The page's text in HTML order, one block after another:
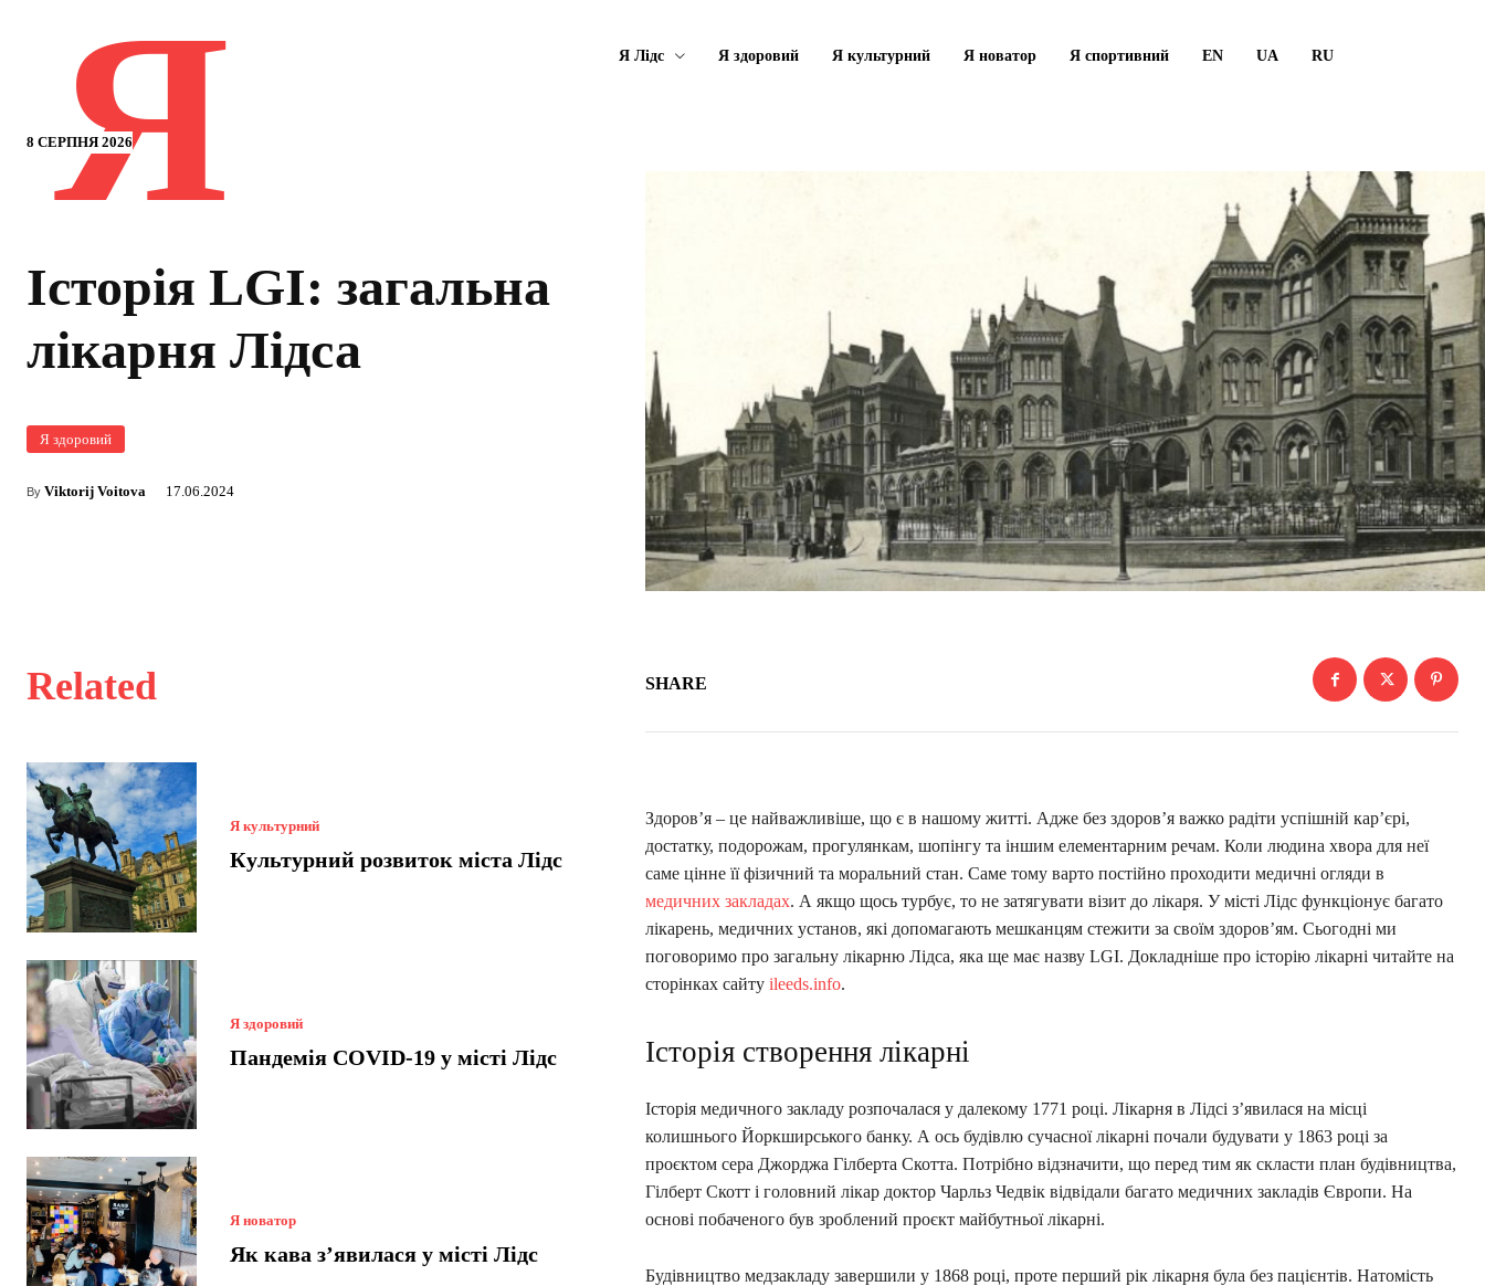
8 СЕРПНЯ 2026
Я Я Лідс Я здоровий Я культурний Я новатор Я спортивний EN UA RU
Історія LGI: загальна
лікарня Лідса
Я здоровий
By Viktorij Voitova 17.06.2024
Related
Я культурний
Культурний розвиток міста Лідс
Я здоровий
Пандемія COVID-19 у місті Лідс
Я новатор
Як кава з’явилася у місті Лідс
SHARE
Здоров’я – це найважливіше, що є в нашому житті. Адже без здоров’я важко радіти успішній кар’єрі,
достатку, подорожам, прогулянкам, шопінгу та іншим елементарним речам. Коли людина хвора для неї
саме цінне її фізичний та моральний стан. Саме тому варто постійно проходити медичні огляди в
медичних закладах. А якщо щось турбує, то не затягувати візит до лікаря. У місті Лідс функціонує багато
лікарень, медичних установ, які допомагають мешканцям стежити за своїм здоров’ям. Сьогодні ми
поговоримо про загальну лікарню Лідса, яка ще має назву LGI. Докладніше про історію лікарні читайте на
сторінках сайту ileeds.info.
Історія створення лікарні
Історія медичного закладу розпочалася у далекому 1771 році. Лікарня в Лідсі з’явилася на місці
колишнього Йоркширського банку. А ось будівлю сучасної лікарні почали будувати у 1863 році за
проєктом сера Джорджа Гілберта Скотта. Потрібно відзначити, що перед тим як скласти план будівництва,
Гілберт Скотт і головний лікар доктор Чарльз Чедвік відвідали багато медичних закладів Європи. На
основі побаченого був зроблений проєкт майбутньої лікарні.
Будівництво медзакладу завершили у 1868 році, проте перший рік лікарня була без пацієнтів. Натомість